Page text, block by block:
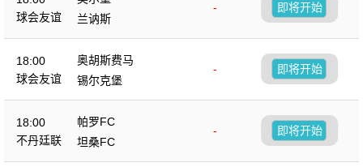
球会友谊
-
兰讷斯
即将开始
18:00
球会友谊
奥胡斯费马
-
锡尔克堡
即将开始
18:00
不丹廷联
帕罗FC
-
坦桑FC
即将开始